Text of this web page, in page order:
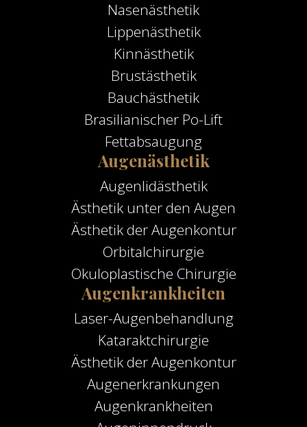
Nasenästhetik
Lippenästhetik
Kinnästhetik
Brustästhetik
Bauchästhetik
Brasilianischer Po-Lift
Fettabsaugung
Augenästhetik
Augenlidästhetik
Ästhetik unter den Augen
Ästhetik der Augenkontur
Orbitalchirurgie
Okuloplastische Chirurgie
Augenkrankheiten
Laser-Augenbehandlung
Kataraktchirurgie
Ästhetik der Augenkontur
Augenerkrankungen
Augenkrankheiten